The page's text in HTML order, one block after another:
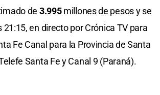
de 3.995millones de pesos y se
en directo por Crónica TV para
Fe Canal para la Provincia de Santa
Santa Fe y Canal 9 (Paraná).